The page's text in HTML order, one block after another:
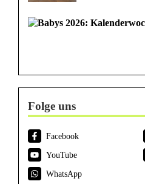
Folge uns
Facebook
YouTube
WhatsApp